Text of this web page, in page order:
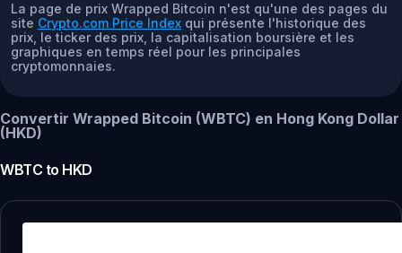
La page de prix Wrapped Bitcoin n'est qu'une des pages du
site Crypto.com Price Index qui présente l'historique des
prix, le ticker des prix, la capitalisation boursière et les
graphiques en temps réel pour les principales
cryptomonnaies.
Convertir Wrapped Bitcoin (WBTC) en Hong Kong Dollar
(HKD)
WBTC to HKD